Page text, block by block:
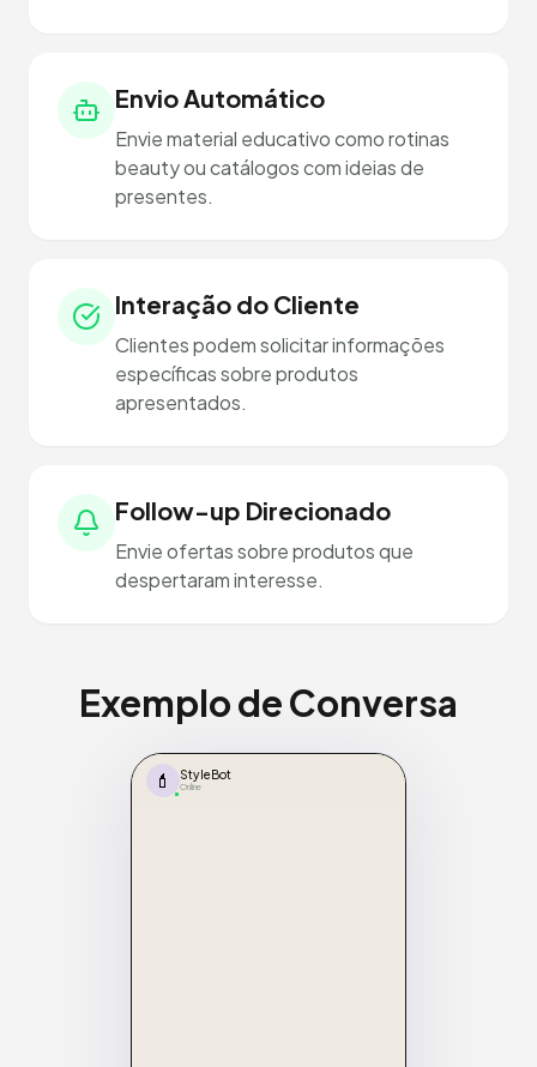
Envio Automático
Envie material educativo como rotinas
beauty ou catálogos com ideias de
presentes.
Interação do Cliente
Clientes podem solicitar informações
específicas sobre produtos
apresentados.
Follow-up Direcionado
Envie ofertas sobre produtos que
despertaram interesse.
Exemplo de Conversa
💄 StyleBot
Online